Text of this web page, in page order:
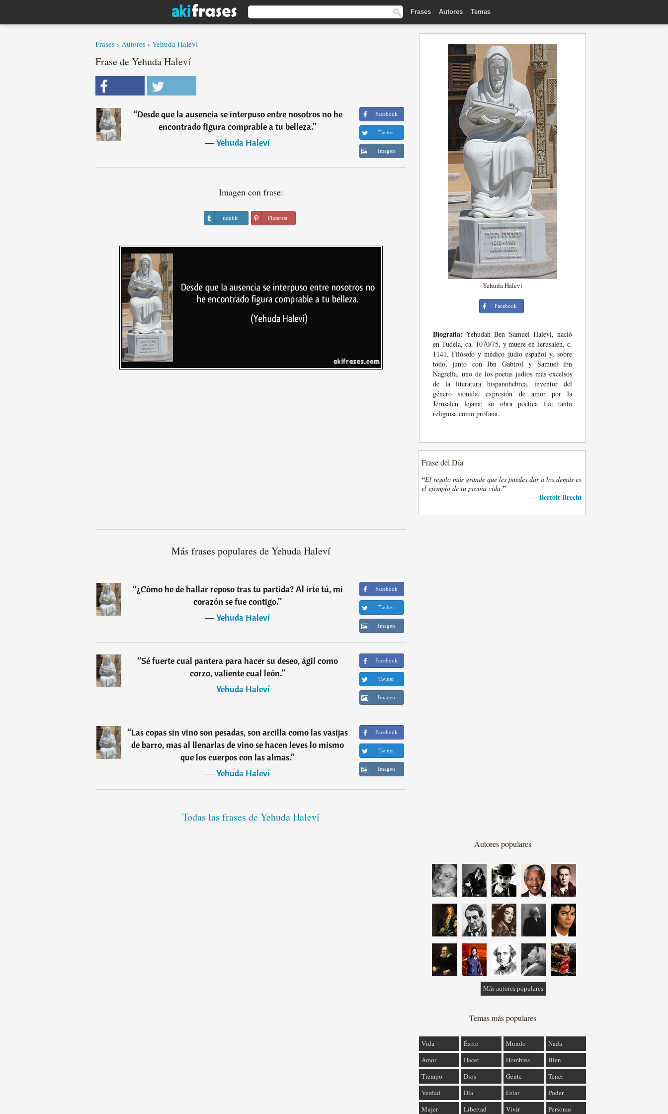
Frases Autores Temas
Frases › Autores › Yehuda Haleví
Frase de Yehuda Haleví
“Desde que la ausencia se interpuso entre nosotros no he
encontrado figura comprable a tu belleza.”
―Yehuda Haleví
Facebook
Twitter
Imagen
Imagen con frase:
tumblr Pinterest
Más frases populares de Yehuda Haleví
“¿Cómo he de hallar reposo tras tu partida? Al irte tú, mi
corazón se fue contigo.”
―Yehuda Haleví
Facebook
Twitter
Imagen
“Sé fuerte cual pantera para hacer su deseo, ágil como
corzo, valiente cual león.”
―Yehuda Haleví
Facebook
Twitter
Imagen
“Las copas sin vino son pesadas, son arcilla como las vasijas
de barro, mas al llenarlas de vino se hacen leves lo mismo
que los cuerpos con las almas.”
―Yehuda Haleví
Facebook
Twitter
Imagen
Todas las frases de Yehuda Haleví
Yehuda Haleví
Facebook
Biografia: Yehudah Ben Samuel Halevi, nació
en Tudela, ca. 1070/75, y muere en Jerusalén, c.
1141. Filósofo y médico judío español y, sobre
todo, junto con Ibn Gabirol y Samuel ibn
Nagrella, uno de los poetas judíos más excelsos
de la literatura hispanohebrea, inventor del
género sionida, expresión de amor por la
Jerusalén lejana; su obra poética fue tanto
religiosa como profana.
Frase del Día
“El regalo más grande que les puedes dar a los demás es
el ejemplo de tu propia vida.”
— Bertolt Brecht
Autores populares
Más autores populares
Temas más populares
Vida Éxito Mundo
Nada
Amor
Hacer Hombres
Bien
Tiempo
Dios Gente
Tener
Verdad
Día Estar
Poder
Mujer
Libertad Vivir Personas